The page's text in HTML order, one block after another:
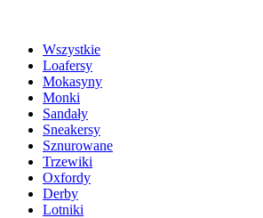
Wszystkie
Loafersy
Mokasyny
Monki
Sandały
Sneakersy
Sznurowane
Trzewiki
Oxfordy
Derby
Lotniki